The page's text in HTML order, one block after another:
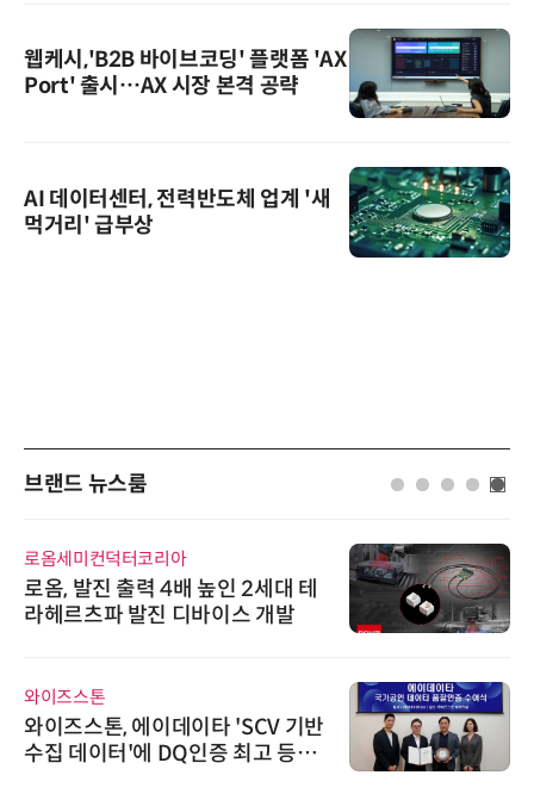
웹케시,'B2B 바이브코딩' 플랫폼 'AX
Port' 출시…AX 시장 본격 공략
AI 데이터센터, 전력반도체 업계 '새
먹거리' 급부상
브랜드 뉴스룸
다래전략사업화센터
다래전략사업화센터, 'BIO USA 2
026'서 글로벌 빅파마와의 비즈니
씨앤에프시스템
씨앤에프시스템, 오웬스그룹과 공
공 ERP·DX 사업 협력